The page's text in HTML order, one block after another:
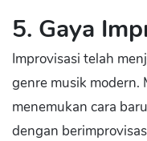
5. Gaya
Improvisasi telah
genre musik modern.
menemukan cara
dengan